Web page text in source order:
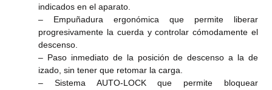
indicados en el aparato.
– Empuñadura ergonómica que permite liberar
progresivamente la cuerda y controlar cómodamente el
descenso.
– Paso inmediato de la posición de descenso a la de
izado, sin tener que retomar la carga.
– Sistema AUTO-LOCK que permite bloquear